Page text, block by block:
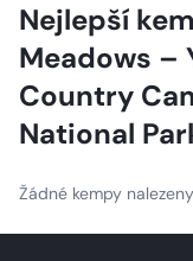
Nejlepší
Meadows –
Country
National
Žádné kempy